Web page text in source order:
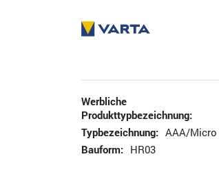
Werbliche
Produkttypbezeichnung:
Typbezeichnung: AAA/Micro
Bauform: HR03